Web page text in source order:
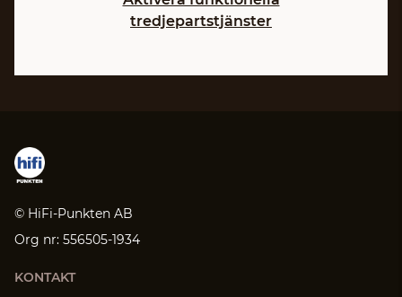
tredjepartstjänster
© HiFi-Punkten AB
Org nr: 556505-1934
KONTAKT